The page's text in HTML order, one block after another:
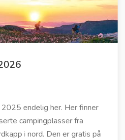
2025 endelig her. Her finner
campingplasser fra
i nord. Den er gratis på